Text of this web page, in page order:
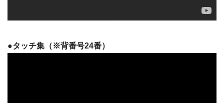
●タッチ集（※背番号24番）